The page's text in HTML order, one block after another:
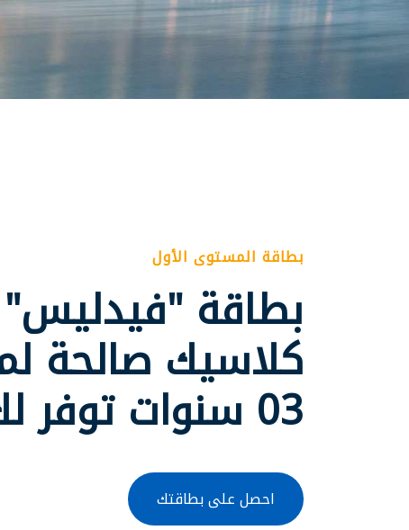
بطاقة المستوى الأول
بطاقة "فيدليس"
كلاسيك صالحة
03 سنوات توفر لك
احصل على بطاقتك